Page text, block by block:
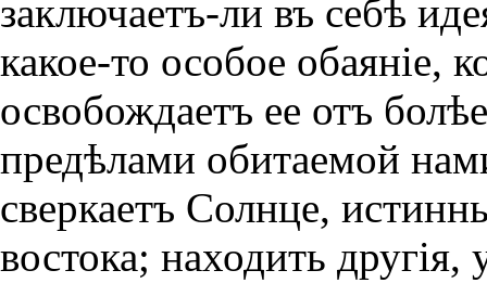
заключаетъ-ли въ себѣ
какое-то особое обаянiе,
освобождаетъ ее отъ
предѣлами обитаемой
сверкаетъ Солнце,
востока; находить